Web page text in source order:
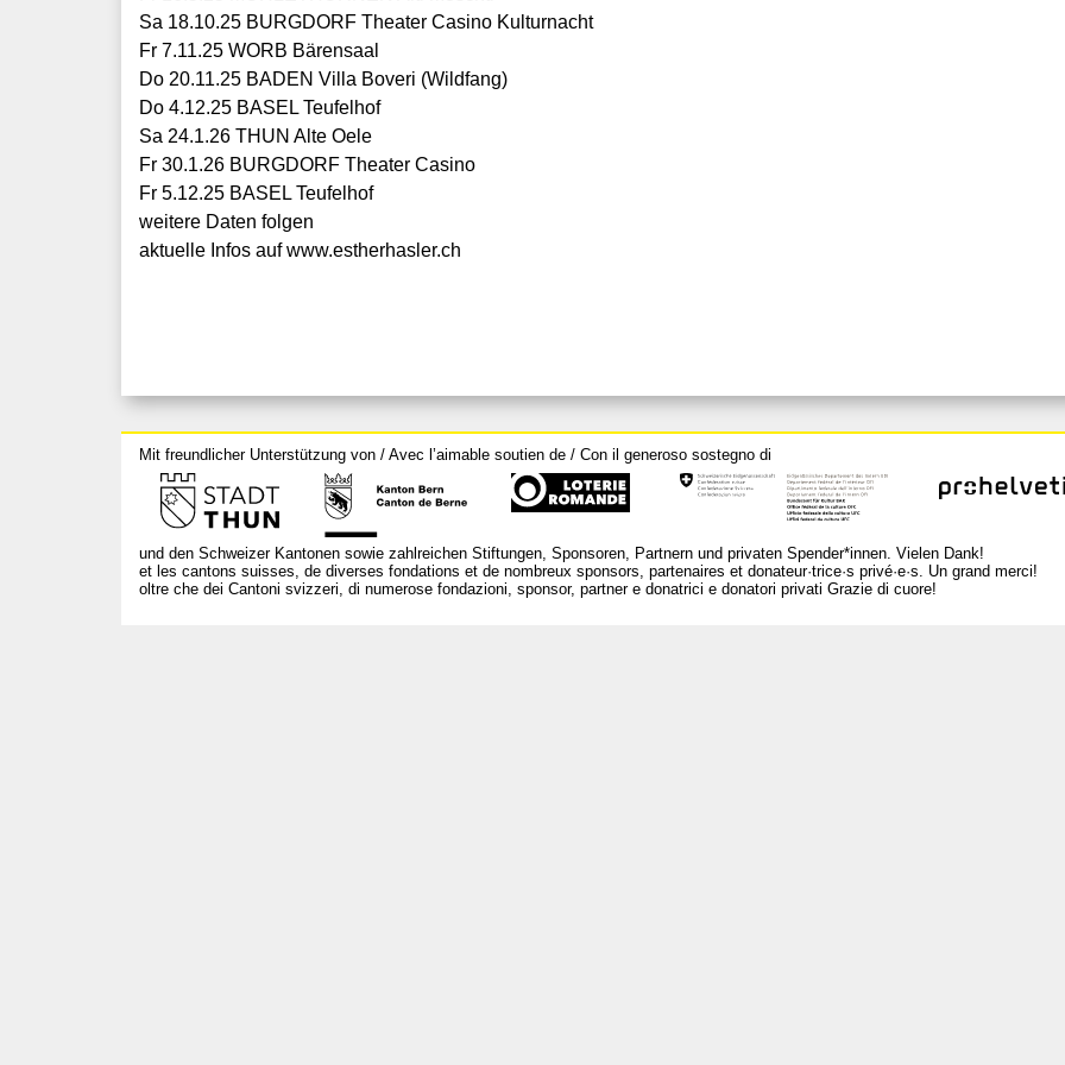
Sa 18.10.25 BURGDORF Theater Casino Kulturnacht
Fr 7.11.25 WORB Bärensaal
Do 20.11.25 BADEN Villa Boveri (Wildfang)
Do 4.12.25 BASEL Teufelhof
Sa 24.1.26 THUN Alte Oele
Fr 30.1.26 BURGDORF Theater Casino
Fr 5.12.25 BASEL Teufelhof
weitere Daten folgen
aktuelle Infos auf www.estherhasler.ch
Mit freundlicher Unterstützung von / Avec l’aimable soutien de / Con il generoso sostegno di
und den Schweizer Kantonen sowie zahlreichen Stiftungen, Sponsoren, Partnern und privaten Spender*innen. Vielen Dank!
et les cantons suisses, de diverses fondations et de nombreux sponsors, partenaires et donateur·trice·s privé·e·s. Un grand merci!
oltre che dei Cantoni svizzeri, di numerose fondazioni, sponsor, partner e donatrici e donatori privati Grazie di cuore!